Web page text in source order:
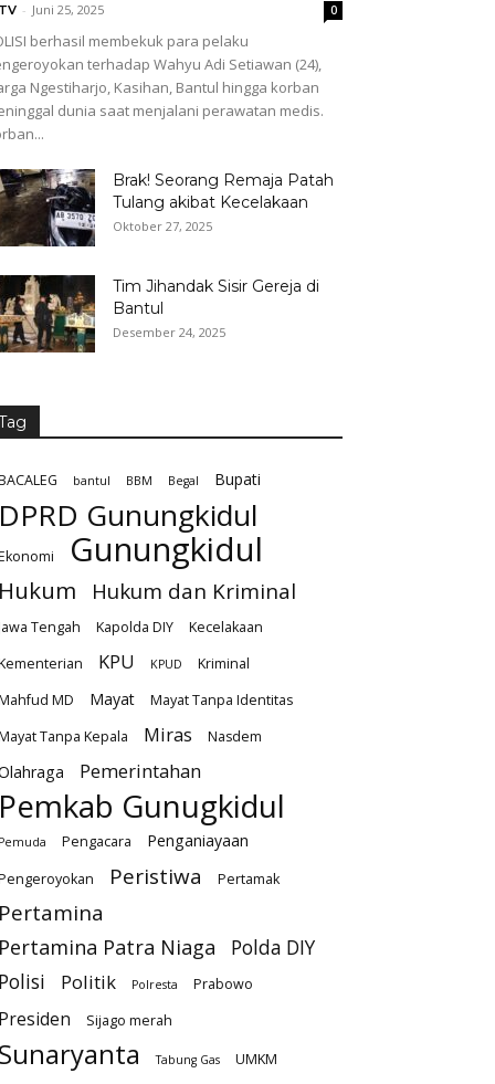
- Juni 25, 2025 0
berhasil membekuk para pelaku
terhadap Wahyu Adi Setiawan (24),
Ngestiharjo, Kasihan, Bantul hingga korban
dunia saat menjalani perawatan medis.
Brak! Seorang Remaja Patah
Tulang akibat Kecelakaan
Oktober 27, 2025
Tim Jihandak Sisir Gereja di
Bantul
Desember 24, 2025
bantul BBM Begal Bupati
DPRD Gunungkidul
Gunungkidul
Hukum Hukum dan Kriminal
Tengah Kapolda DIY
Kecelakaan
KPU KPUD
Kriminal
MD
Mayat
Mayat Tanpa Identitas
Tanpa Kepala
Miras Nasdem
Pemerintahan
Pemkab Gunugkidul
Pemuda Pengacara Penganiayaan
Peristiwa Pertamak
Pertamina
Pertamina Patra Niaga
Polda DIY
Polisi
Politik Polresta Prabowo
Presiden Sijago merah
Sunaryanta Tabung Gas
UMKM